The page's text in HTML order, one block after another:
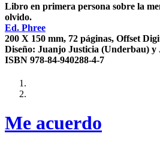
Libro en primera persona sobre la
olvido.
Ed. Phree
200 X 150 mm, 72 páginas, Offset
Diseño: Juanjo Justicia (Underbau) y
ISBN 978-84-940288-4-7
Me acuerdo